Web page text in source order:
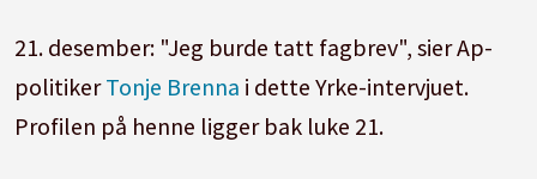
21. desember: "Jeg burde tatt fagbrev", sier Ap-
politikerTonje Brenna i dette Yrke-intervjuet.
Profilen på henne ligger bak luke 21.